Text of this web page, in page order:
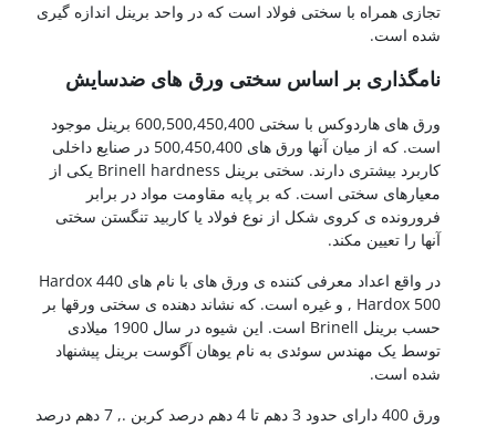
تجازی همراه با سختی فولاد است که در واحد برینل اندازه گیری
شده است.
نامگذاری بر اساس سختی ورق های ضدسایش
ورق های هاردوکس با سختی 600,500,450,400 برینل موجود
است. که از میان آنها ورق های 500,450,400 در صنایع داخلی
کاربرد بیشتری دارند. سختی برینل Brinell hardness یکی از
معیارهای سختی است. که بر پایه مقاومت مواد در برابر
فرورونده ی کروی شکل از نوع فولاد یا کاربید تنگستن سختی
آنها را تعیین مکند.
در واقع اعداد معرفی کننده ی ورق های با نام های Hardox 440
, Hardox 500 و غیره است. که نشاند دهنده ی سختی ورقها بر
حسب برینل Brinell است. این شیوه در سال 1900 میلادی
توسط یک مهندس سوئدی به نام یوهان آگوست برینل پیشنهاد
شده است.
ورق 400 دارای حدود 3 دهم تا 4 دهم درصد کربن ., 7 دهم درصد